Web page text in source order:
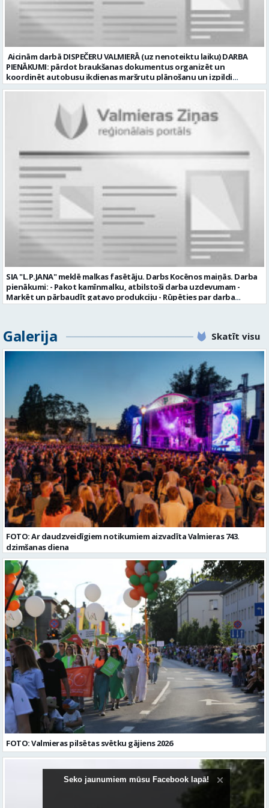
amats uz nenoteiktu laiku Aktuāla līdz: 2026-08-20 Kontaktpersona:
CV lūdzam sūtīt uz e-pastu: vbrugis@inbox.lv
Aicinām darbā DISPEČERU VALMIERĀ (uz nenoteiktu laiku) DARBA
PIENĀKUMI: pārdot braukšanas dokumentus organizēt un
koordinēt autobusu ikdienas maršrutu plānošanu un izpildi
nodrošināt autobusu vadītāju dienas darba uzdevumu
profesionālā izglītība augsta atbildības sajūta, precizitāte un labas
komunikācijas spējas labas iemaņas darbā ar datoru un
elektronisko kases aparātu UZŅĒMUMS PIEDĀVĀ: darbu stabilā
uzņēmumā darba laiku: maiņu grafiks (1. dežūra no plkst. 05.20 līdz
plkst. 16.20 un 2.dežūra no plkst. 12.50-21.00) darba samaksu sākot no
1100 līdz 1250 EUR (pirms nodokļu nomaksas) pilnas sociālās
garantijas veselības apdrošināšanas iespējas dinamisku un
profesionālu darba vidi apmācību pirms darba pienākumu
uzsākšanas CV ar norādi vakancei „dispečers Valmierā” iesniegt līdz
2026. gada 21. augustam (ieskaitot): sūtot elektroniski uz info@vtu-
valmiera.lv personīgi SIA „VTU Valmiera”, Reģ.nr. 40003004220,
„Brandeļi”, Brandeļi, Kocēnu pagasts, Valmieras novads, personāla
daļā darba dienās no plkst. 13:00 līdz 16:00. 2 nedēļu laikā pēc
konkursa termiņa beigām sazināsimies ar pretendentiem, kuri tiks
aicināti uz tikšanos klātienē. Informācijai: 29231565 * Iesniegtos
personas datus SIA “VTU VALMIERA” izmantos, lai konkursa kārtībā
viņa personas dati tiktu saglabāti SIA “VTU VALMIERA” iekšējā datu
bāzē ar mērķi tos apstrādāt citos SIA “VTU VALMIERA” personāla
atlases konkursos, tad pieteikumā vakancei lūdzam kandidātam
Valmiera, Valmieras nov. Darba laika veids: Summētais darba laiks
Darba veids: Darbinieka amats uz nenoteiktu laiku Slodze: Viena
vesela slodze Darbības joma: Pakalpojumi Pieteikto vietu skaits: 1
Līgums: Darbinieka amats uz nenoteiktu laiku Aktuāla līdz: 2026-08-
21 Kontaktpersona: CV ar norādi vakancei lūdzu sūtīt uz e-pastu
info@vtu-valmiera.lv vai iesniegt personīgi Izglītības līmenis:
Vispārējā vidējā izglītība
SIA "L.P.JANA" meklē malkas fasētāju. Darbs Kocēnos maiņās. Darba
pienākumi: - Pakot kamīnmalku, atbilstoši darba uzdevumam -
Marķēt un pārbaudīt gatavo produkciju - Rūpēties par darba
padarītā) - Vienmēr laikā izmaksātu algu - Profesionālus un
atbalstošus kolēģus Lūgums CV sūtīt uz e- pastu:
SAIŅOŠANAS OPERATORS Algas izmaksas veids: Laika darba alga
Darba vietas adrese: LATVIJA, Gravas iela 2, Kocēni, Kocēnu pag.,
Valmieras nov. Slodze: Viena vesela slodze Darbības joma: Ražošana
Pieteikto vietu skaits: 2 Aktuāla līdz: 2027-09-07 Darba sākšanas
datums: 2026-08-17 Kontaktpersona: Davids Pavlovs
Galerija Skatīt visu
FOTO: Ar daudzveidīgiem notikumiem aizvadīta Valmieras 743.
dzimšanas diena
FOTO: Valmieras pilsētas svētku gājiens 2026
Seko jaunumiem mūsu Facebook lapā!